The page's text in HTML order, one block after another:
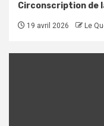
Circonscription de
19 avril 2026 Le